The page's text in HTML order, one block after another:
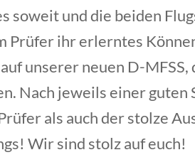
soweit und die beiden
Prüfer ihr erlerntes
unserer neuen D-
Nach jeweils einer
als auch der stolze
Wir sind stolz auf euch!